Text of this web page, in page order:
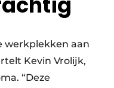
werkplekken aan
Kevin Vrolijk,
“Deze